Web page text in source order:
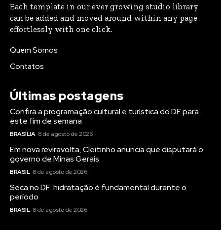
Each template in our ever growing studio library
can be added and moved around within any page
effortlessly with one click.
Quem Somos
Contatos
Últimas postagens
Confira a programação cultural e turística do DF para
este fim de semana
BRASÍLIA 8 de agosto de 2026
Em nova reviravolta, Cleitinho anuncia que disputará o
governo de Minas Gerais
BRASIL 8 de agosto de 2026
Seca no DF: hidratação é fundamental durante o
período
BRASIL 8 de agosto de 2026